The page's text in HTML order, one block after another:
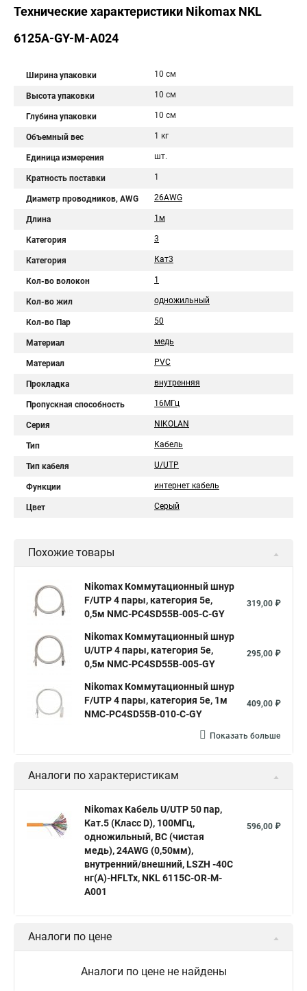
Технические характеристики Nikomax NKL
6125A-GY-M-A024
Ширина упаковки 10 см
Высота упаковки 10 см
Глубина упаковки 10 см
Объемный вес 1 кг
Единица измерения шт.
Кратность поставки 1
Диаметр проводников, AWG 26AWG
Длина 1м
Категория 3
Категория Кат3
Кол-во волокон 1
Кол-во жил одножильный
Кол-во Пар 50
Материал медь
Материал PVC
Прокладка внутренняя
Пропускная способность 16МГц
Серия NIKOLAN
Тип Кабель
Тип кабеля U/UTP
Функции интернет кабель
Цвет Серый
Похожие товары
Nikomax Коммутационный шнур
F/UTP 4 пары, категория 5е,
0,5м NMC-PC4SD55B-005-C-GY
319,00 ₽
Nikomax Коммутационный шнур
U/UTP 4 пары, категория 5е,
0,5м NMC-PC4SD55B-005-GY
295,00 ₽
Nikomax Коммутационный шнур
F/UTP 4 пары, категория 5е, 1м
NMC-PC4SD55B-010-C-GY
409,00 ₽
Показать больше
Аналоги по характеристикам
Nikomax Кабель U/UTP 50 пар,
Кат.5 (Класс D), 100МГц,
одножильный, BC (чистая
медь), 24AWG (0,50мм),
внутренний/внешний, LSZH -40C
нг(А)-HFLTx, NKL 6115C-OR-M-
A001
596,00 ₽
Аналоги по цене
Аналоги по цене не найдены